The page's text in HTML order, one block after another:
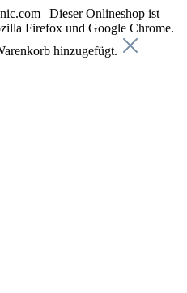
| Dieser Onlineshop ist
Firefox und Google Chrome.
hinzugefügt.